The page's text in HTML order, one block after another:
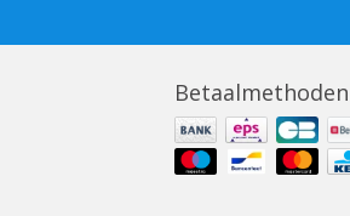
Betaalmethoden